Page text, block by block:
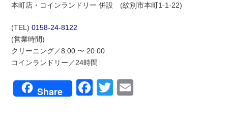
本町店・コインランドリー 併設 (紋別市本町1-1-22)
(TEL)0158-24-8122
(営業時間)
クリーニング／8:00 〜 20:00
コインランドリー／24時間
Share Facebook
Twitter